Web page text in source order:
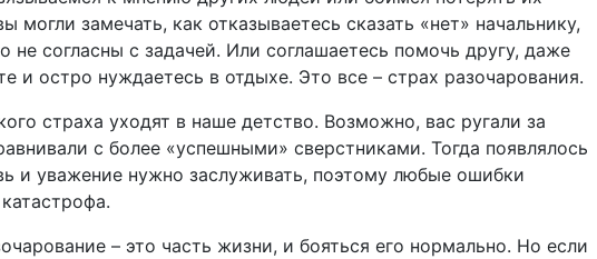
могли замечать, как отказываетесь сказать «нет» начальнику,
не согласны с задачей. Или соглашаетесь помочь другу, даже
и остро нуждаетесь в отдыхе. Это все – страх разочарования.
страха уходят в наше детство. Возможно, вас ругали за
с более «успешными» сверстниками. Тогда появлялось
и уважение нужно заслуживать, поэтому любые ошибки
– это часть жизни, и бояться его нормально. Но если